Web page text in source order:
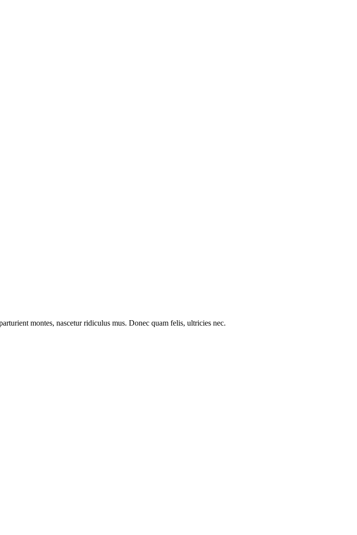
montes, nascetur ridiculus mus. Donec quam felis, ultricies nec.